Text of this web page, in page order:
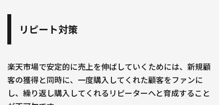
リピート対策
楽天市場で安定的に売上を伸ばしていくためには、新規顧
客の獲得と同時に、一度購入してくれた顧客をファンに
し、繰り返し購入してくれるリピーターへと育成すること